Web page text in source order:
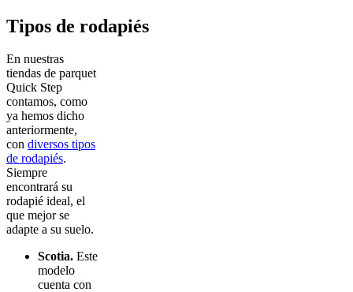
Tipos de rodapiés
En nuestras
tiendas de parquet
Quick Step
contamos, como
ya hemos dicho
anteriormente,
con diversos tipos
de rodapiés.
Siempre
encontrará su
rodapié ideal, el
que mejor se
adapte a su suelo.
Scotia. Este
modelo
cuenta con